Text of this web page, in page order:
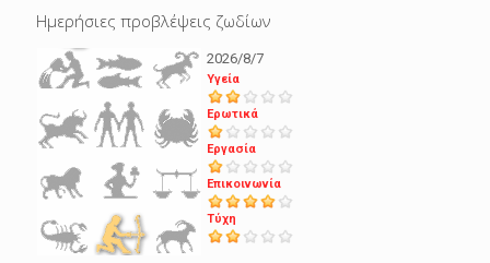
Ημερήσιες προβλέψεις ζωδίων
2026/8/7
Υγεία
Ερωτικά
Εργασία
Επικοινωνία
Τύχη